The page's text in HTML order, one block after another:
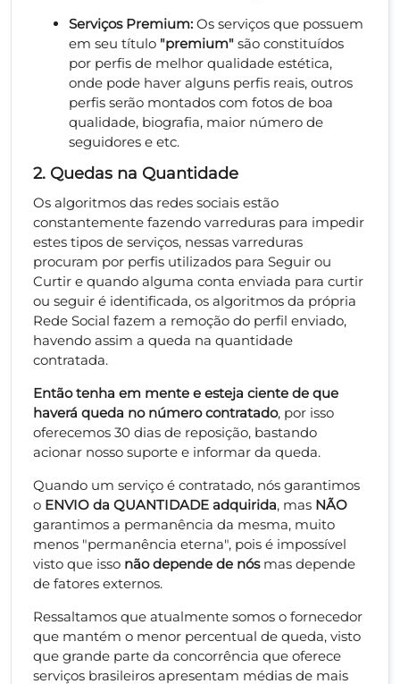
Serviços Premium: Os serviços que possuem
em seu título "premium" são constituídos
por perfis de melhor qualidade estética,
onde pode haver alguns perfis reais, outros
perfis serão montados com fotos de boa
qualidade, biografia, maior número de
seguidores e etc.
2. Quedas na Quantidade
Os algoritmos das redes sociais estão
constantemente fazendo varreduras para impedir
estes tipos de serviços, nessas varreduras
procuram por perfis utilizados para Seguir ou
Curtir e quando alguma conta enviada para curtir
ou seguir é identificada, os algoritmos da própria
Rede Social fazem a remoção do perfil enviado,
havendo assim a queda na quantidade
contratada.
Então tenha em mente e esteja ciente de que
haverá queda no número contratado, por isso
oferecemos 30 dias de reposição, bastando
acionar nosso suporte e informar da queda.
Quando um serviço é contratado, nós garantimos
o ENVIO da QUANTIDADE adquirida, mas NÃO
garantimos a permanência da mesma, muito
menos "permanência eterna", pois é impossível
visto que isso não depende de nósmas depende
de fatores externos.
Ressaltamos que atualmente somos o fornecedor
que mantém o menor percentual de queda, visto
que grande parte da concorrência que oferece
serviços brasileiros apresentam médias de mais